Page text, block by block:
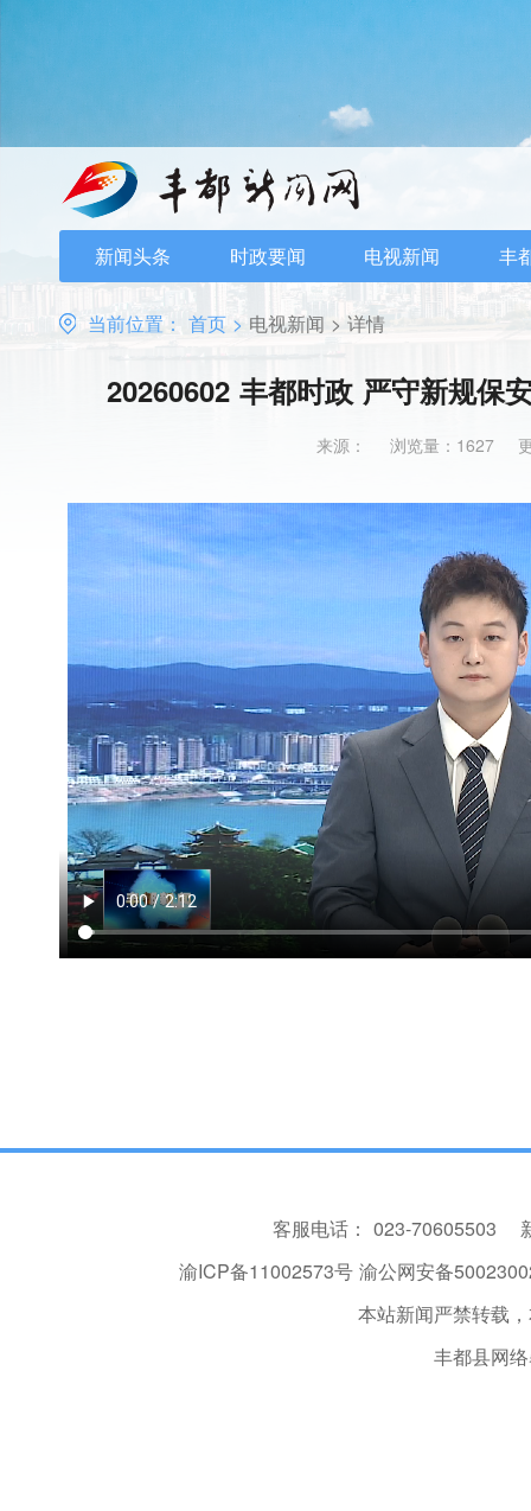
新闻头条 时政要闻 电视新闻 丰
当前位置： 首页 > 电视新闻 > 详情
20260602 丰都时政 严守新规保
来源： 浏览量：1627
客服电话： 023-70605503
渝ICP备11002573号 渝公网安备
本站新闻严禁转载
丰都县网